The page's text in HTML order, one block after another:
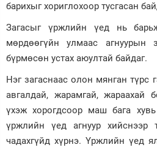
барихыг хориглохоор тусгасан
Загасыг үржлийн үед нь
мөрдөөгүйн улмаас агнуурын
бүрмөсөн устах аюултай байдаг.
Нэг загаснаас олон мянган түрс
авгалдай, жарамгай, жараахай
үхэж хорогдсоор маш бага
үржлийн үед агнуур хийснээр
чадахгүйд хүрнэ. Үржлийн үед